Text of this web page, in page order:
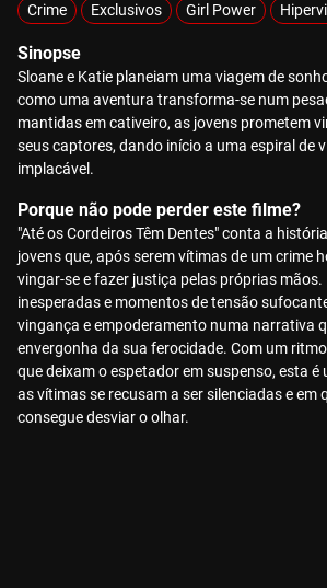
Crime Exclusivos Girl Power
Sinopse
Sloane e Katie planeiam uma viagem de
como uma aventura transforma-se num
mantidas em cativeiro, as jovens prometem
seus captores, dando início a uma espiral de
implacável.
Porque não pode perder este filme?
"Até os Cordeiros Têm Dentes" conta a
jovens que, após serem vítimas de um crime
vingar-se e fazer justiça pelas próprias
inesperadas e momentos de tensão
vingança e empoderamento numa narrativa
envergonha da sua ferocidade. Com um
que deixam o espetador em suspenso, esta é
as vítimas se recusam a ser silenciadas e em
consegue desviar o olhar.